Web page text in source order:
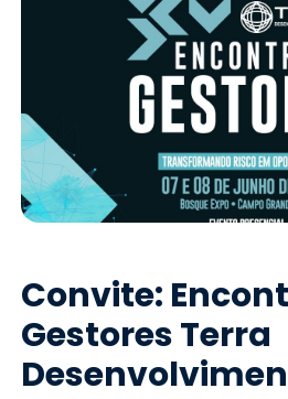
Convite:
Gestores Terra